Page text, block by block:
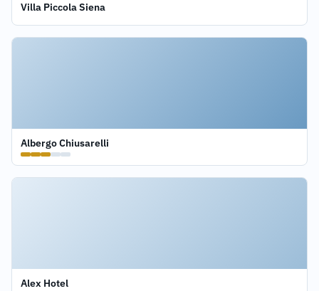
Villa Piccola Siena
Albergo Chiusarelli
Alex Hotel